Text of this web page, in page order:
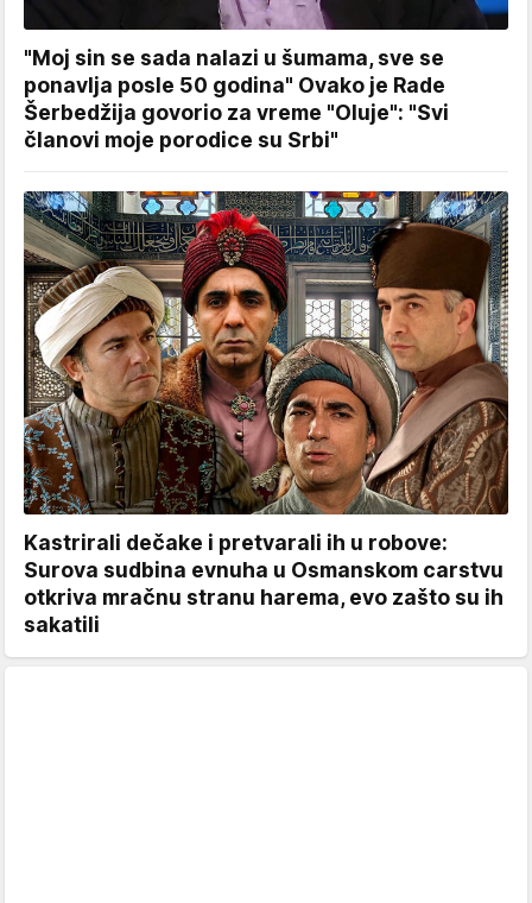
"Moj sin se sada nalazi u šumama, sve se
ponavlja posle 50 godina" Ovako je Rade
Šerbedžija govorio za vreme "Oluje": "Svi
članovi moje porodice su Srbi"
Kastrirali dečake i pretvarali ih u robove:
Surova sudbina evnuha u Osmanskom carstvu
otkriva mračnu stranu harema, evo zašto su ih
sakatili